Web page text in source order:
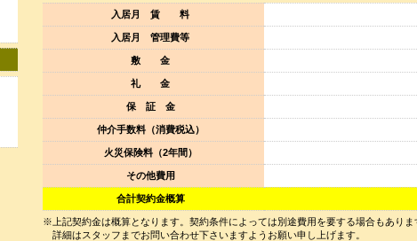
入居月 賃 料
入居月 管理費等
敷 金
礼 金
保 証 金
仲介手数料（消費税込）
火災保険料（2年間）
その他費用
合計契約金概算
※上記契約金は概算となります。契約条件によっては別途費用を要する場合もありま
詳細はスタッフまでお問い合わせ下さいますようお願い申し上げます。